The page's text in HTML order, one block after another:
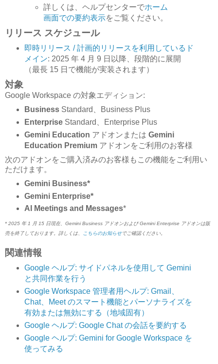
詳しくは、ヘルプセンターでホーム
画面での要約表示をご覧ください。
リリース スケジュール
即時リリース / 計画的リリースを利用しているド
メイン: 2025 年 4 月 9 日以降、段階的に展開
（最長 15 日で機能が実装されます）
対象
Google Workspace の対象エディション:
BusinessStandard、Business Plus
EnterpriseStandard、Enterprise Plus
Gemini Education アドオンまたは Gemini
Education Premiumアドオンをご利用のお客様
次のアドオンをご購入済みのお客様もこの機能をご利用い
ただけます。
Gemini Business*
Gemini Enterprise*
AI Meetings and Messages*
* 2025 年 1 月 15 日現在、Gemini Business アドオンおよび Gemini Enterprise アドオンは販
売を終了しております。詳しくは、 こちらのお知らせでご確認ください。
関連情報
Google ヘルプ: サイドパネルを使用して Gemini
と共同作業を行う
Google Workspace 管理者用ヘルプ: Gmail、
Chat、Meet のスマート機能とパーソナライズを
有効または無効にする（地域固有）
Google ヘルプ: Google Chat の会話を要約する
Google ヘルプ: Gemini for Google Workspace を
使ってみる